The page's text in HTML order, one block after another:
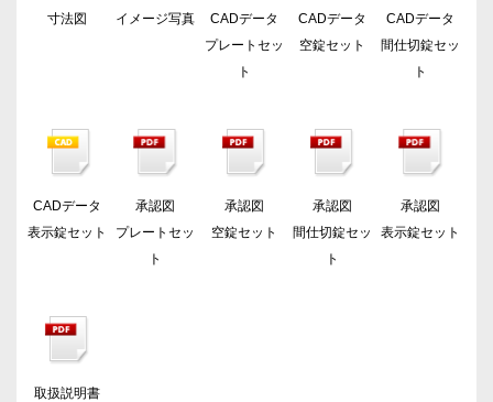
寸法図 イメージ写真
CADデータ
プレートセッ
ト
CADデータ
空錠セット
CADデータ
間仕切錠セッ
ト
CADデータ
表示錠セット
承認図
プレートセッ
ト
承認図
空錠セット
承認図
間仕切錠セッ
ト
承認図
表示錠セット
取扱説明書